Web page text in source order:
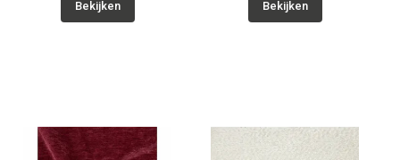
Bekijken Bekijken